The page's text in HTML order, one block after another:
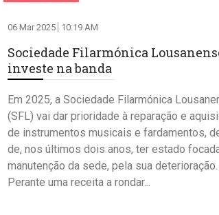
06 Mar 2025 10:19 AM
Sociedade Filarmónica
investe na banda
Em 2025, a Sociedade Filarmónica
(SFL) vai dar prioridade à reparação e
de instrumentos musicais e fardamentos,
de, nos últimos dois anos, ter estado
manutenção da sede, pela sua deterioração.
Perante uma receita a rondar...